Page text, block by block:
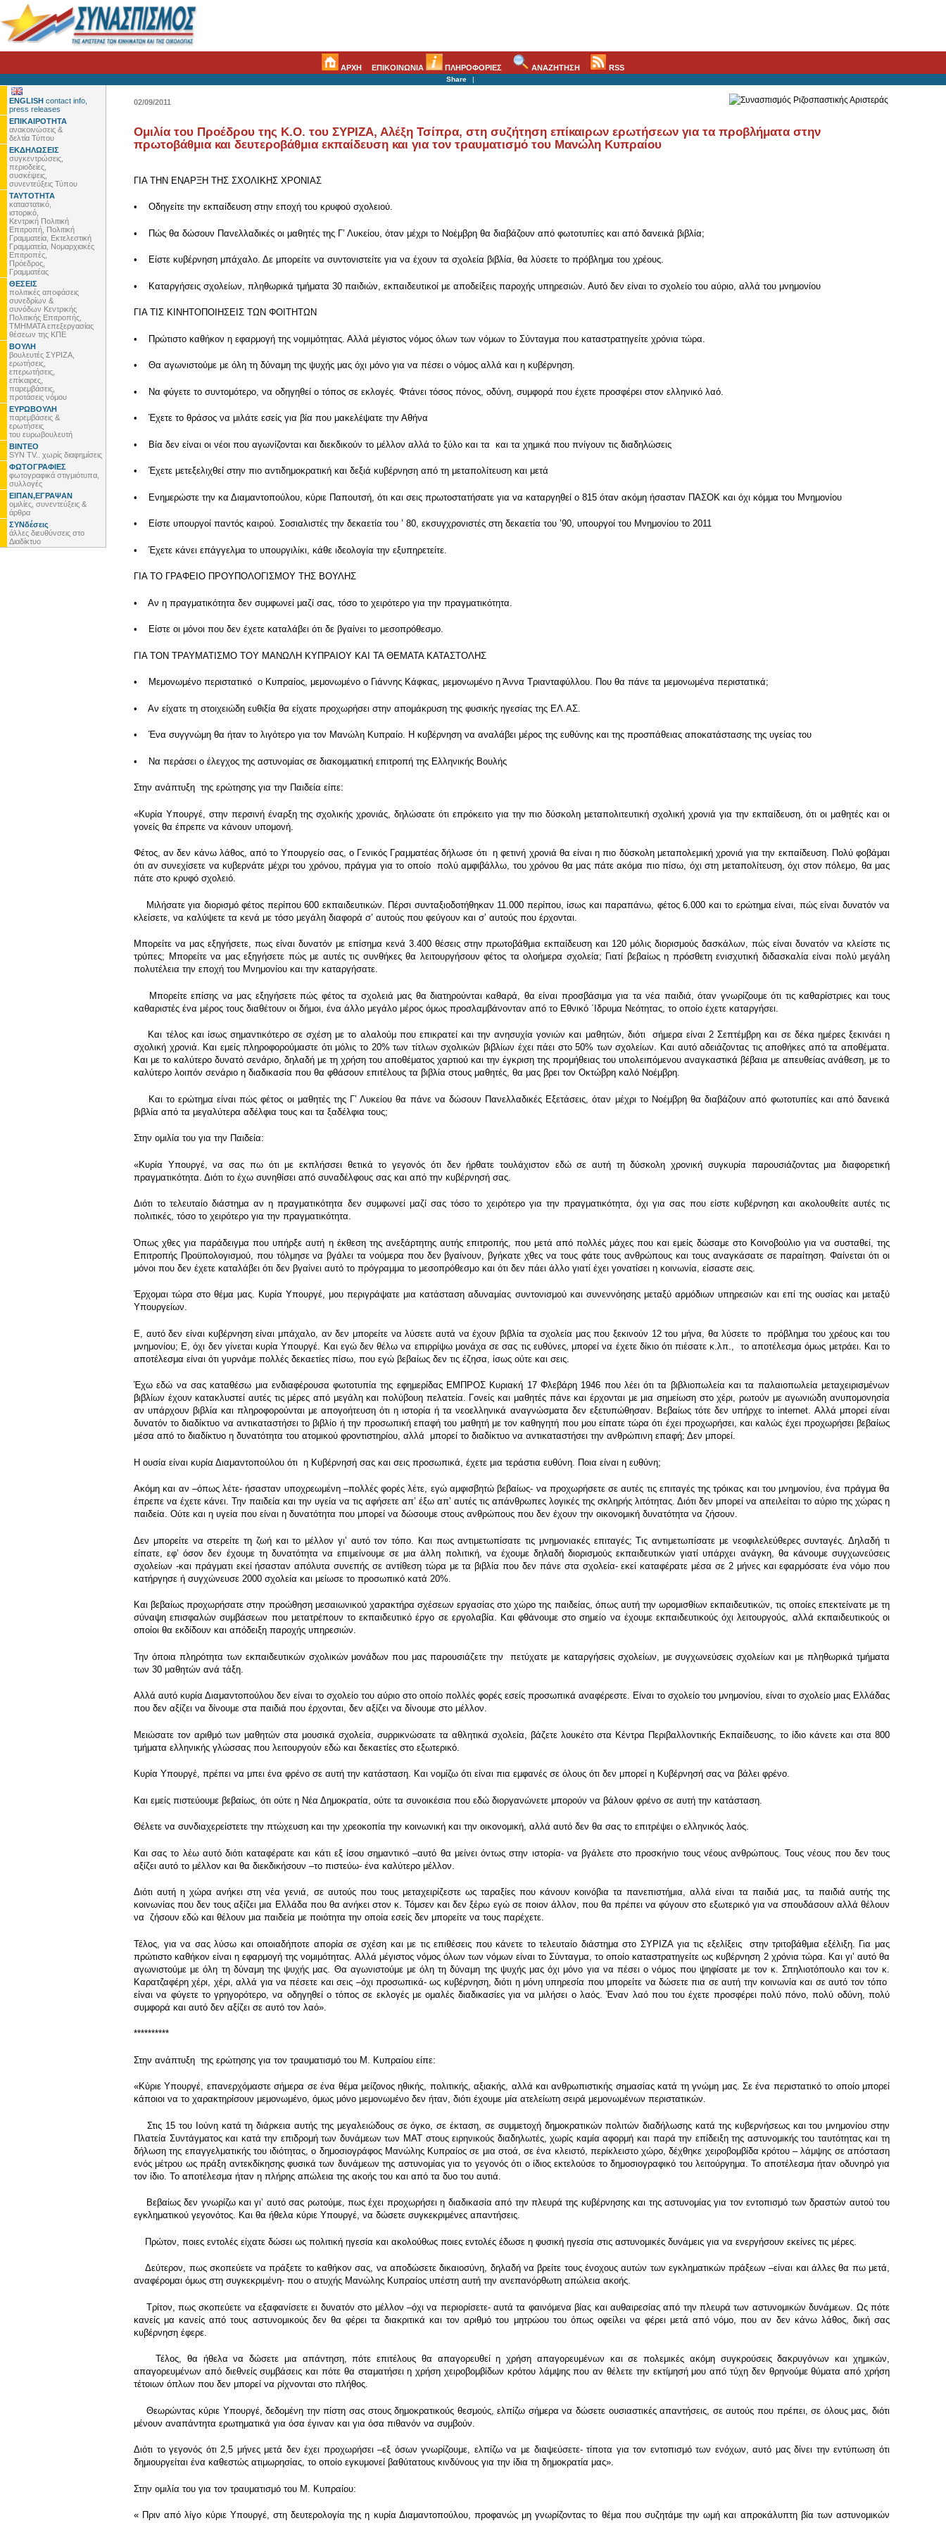
ΑΡΧΗ ΕΠΙΚΟΙΝΩΝΙΑ ΠΛΗΡΟΦΟΡΙΕΣ ΑΝΑΖΗΤΗΣΗ RSS
Share |
ENGLISH contact info,
press releases
ΕΠΙΚΑΙΡΟΤΗΤΑ
ανακοινώσεις &
δελτία Τύπου
ΕΚΔΗΛΩΣΕΙΣ
συγκεντρώσεις,
περιοδείες,
συσκέψεις,
συνεντεύξεις Τύπου
ΤΑΥΤΟΤΗΤΑ
καταστατικό,
ιστορικό,
Κεντρική Πολιτική
Επιτροπή, Πολιτική
Γραμματεία, Εκτελεστική
Γραμματεία, Νομαρχιακές
Επιτροπές,
Πρόεδρος,
Γραμματέας
ΘΕΣΕΙΣ
πολιτικές αποφάσεις
συνεδρίων &
συνόδων Κεντρικής
Πολιτικής Επιτροπής,
ΤΜΗΜΑΤΑ επεξεργασίας
θέσεων της ΚΠΕ
ΒΟΥΛΗ
βουλευτές ΣΥΡΙΖΑ,
ερωτήσεις,
επερωτήσεις,
επίκαιρες,
παρεμβάσεις,
προτάσεις νόμου
ΕΥΡΩΒΟΥΛΗ
παρεμβάσεις &
ερωτήσεις
του ευρωβουλευτή
ΒΙΝΤΕΟ
SYN TV.. χωρίς διαφημίσεις
ΦΩΤΟΓΡΑΦΙΕΣ
φωτογραφικά στιγμιότυπα,
συλλογές
ΕΙΠΑΝ,ΕΓΡΑΨΑΝ
ομιλίες, συνεντεύξεις &
άρθρα
ΣΥΝδέσεις
άλλες διευθύνσεις στο
Διαδίκτυο
02/09/2011
Ομιλία του Προέδρου της Κ.Ο. του ΣΥΡΙΖΑ, Αλέξη Τσίπρα, στη συζήτηση επίκαιρων ερωτήσεων για τα προβλήματα στην
πρωτοβάθμια και δευτεροβάθμια εκπαίδευση και για τον τραυματισμό του Μανώλη Κυπραίου
ΓΙΑ ΤΗΝ ΕΝΑΡΞΗ ΤΗΣ ΣΧΟΛΙΚΗΣ ΧΡΟΝΙΑΣ
• Οδηγείτε την εκπαίδευση στην εποχή του κρυφού σχολειού.
• Πώς θα δώσουν Πανελλαδικές οι μαθητές της Γʼ Λυκείου, όταν μέχρι το Νοέμβρη θα διαβάζουν από φωτοτυπίες και από δανεικά βιβλία;
• Είστε κυβέρνηση μπάχαλο. Δε μπορείτε να συντονιστείτε για να έχουν τα σχολεία βιβλία, θα λύσετε το πρόβλημα του χρέους.
• Καταργήσεις σχολείων, πληθωρικά τμήματα 30 παιδιών, εκπαιδευτικοί με αποδείξεις παροχής υπηρεσιών. Αυτό δεν είναι το σχολείο του αύριο, αλλά του μνημονίου
ΓΙΑ ΤΙΣ ΚΙΝΗΤΟΠΟΙΗΣΕΙΣ ΤΩΝ ΦΟΙΤΗΤΩΝ
• Πρώτιστο καθήκον η εφαρμογή της νομιμότητας. Αλλά μέγιστος νόμος όλων των νόμων το Σύνταγμα που καταστρατηγείτε χρόνια τώρα.
• Θα αγωνιστούμε με όλη τη δύναμη της ψυχής μας όχι μόνο για να πέσει ο νόμος αλλά και η κυβέρνηση.
• Να φύγετε το συντομότερο, να οδηγηθεί ο τόπος σε εκλογές. Φτάνει τόσος πόνος, οδύνη, συμφορά που έχετε προσφέρει στον ελληνικό λαό.
• Έχετε το θράσος να μιλάτε εσείς για βία που μακελέψατε την Αθήνα
• Βία δεν είναι οι νέοι που αγωνίζονται και διεκδικούν το μέλλον αλλά το ξύλο και τα και τα χημικά που πνίγουν τις διαδηλώσεις
• Έχετε μετεξελιχθεί στην πιο αντιδημοκρατική και δεξιά κυβέρνηση από τη μεταπολίτευση και μετά
• Ενημερώστε την κα Διαμαντοπούλου, κύριε Παπουτσή, ότι και σεις πρωτοστατήσατε για να καταργηθεί ο 815 όταν ακόμη ήσασταν ΠΑΣΟΚ και όχι κόμμα του Μνημονίου
• Είστε υπουργοί παντός καιρού. Σοσιαλιστές την δεκαετία του ʽ 80, εκσυγχρονιστές στη δεκαετία του ʼ90, υπουργοί του Μνημονίου το 2011
• Έχετε κάνει επάγγελμα το υπουργιλίκι, κάθε ιδεολογία την εξυπηρετείτε.
ΓΙΑ ΤΟ ΓΡΑΦΕΙΟ ΠΡΟΥΠΟΛΟΓΙΣΜΟΥ ΤΗΣ ΒΟΥΛΗΣ
• Αν η πραγματικότητα δεν συμφωνεί μαζί σας, τόσο το χειρότερο για την πραγματικότητα.
• Είστε οι μόνοι που δεν έχετε καταλάβει ότι δε βγαίνει το μεσοπρόθεσμο.
ΓΙΑ ΤΟΝ ΤΡΑΥΜΑΤΙΣΜΟ ΤΟΥ ΜΑΝΩΛΗ ΚΥΠΡΑΙΟΥ ΚΑΙ ΤΑ ΘΕΜΑΤΑ ΚΑΤΑΣΤΟΛΗΣ
• Μεμονωμένο περιστατικό ο Κυπραίος, μεμονωμένο ο Γιάννης Κάφκας, μεμονωμένο η Άννα Τριανταφύλλου. Που θα πάνε τα μεμονωμένα περιστατικά;
• Αν είχατε τη στοιχειώδη ευθιξία θα είχατε προχωρήσει στην απομάκρυση της φυσικής ηγεσίας της ΕΛ.ΑΣ.
• Ένα συγγνώμη θα ήταν το λιγότερο για τον Μανώλη Κυπραίο. Η κυβέρνηση να αναλάβει μέρος της ευθύνης και της προσπάθειας αποκατάστασης της υγείας του
• Να περάσει ο έλεγχος της αστυνομίας σε διακομματική επιτροπή της Ελληνικής Βουλής
Στην ανάπτυξη της ερώτησης για την Παιδεία είπε:
«Κυρία Υπουργέ, στην περσινή έναρξη της σχολικής χρονιάς, δηλώσατε ότι επρόκειτο για την πιο δύσκολη μεταπολιτευτική σχολική χρονιά για την εκπαίδευση, ότι οι μαθητές και οι
γονείς θα έπρεπε να κάνουν υπομονή.
Φέτος, αν δεν κάνω λάθος, από το Υπουργείο σας, ο Γενικός Γραμματέας δήλωσε ότι η φετινή χρονιά θα είναι η πιο δύσκολη μεταπολεμική χρονιά για την εκπαίδευση. Πολύ φοβάμαι
ότι αν συνεχίσετε να κυβερνάτε μέχρι του χρόνου, πράγμα για το οποίο πολύ αμφιβάλλω, του χρόνου θα μας πάτε ακόμα πιο πίσω, όχι στη μεταπολίτευση, όχι στον πόλεμο, θα μας
πάτε στο κρυφό σχολειό.
Μιλήσατε για διορισμό φέτος περίπου 600 εκπαιδευτικών. Πέρσι συνταξιοδοτήθηκαν 11.000 περίπου, ίσως και παραπάνω, φέτος 6.000 και το ερώτημα είναι, πώς είναι δυνατόν να
κλείσετε, να καλύψετε τα κενά με τόσο μεγάλη διαφορά σʼ αυτούς που φεύγουν και σʼ αυτούς που έρχονται.
Μπορείτε να μας εξηγήσετε, πως είναι δυνατόν με επίσημα κενά 3.400 θέσεις στην πρωτοβάθμια εκπαίδευση και 120 μόλις διορισμούς δασκάλων, πώς είναι δυνατόν να κλείστε τις
τρύπες; Μπορείτε να μας εξηγήσετε πώς με αυτές τις συνθήκες θα λειτουργήσουν φέτος τα ολοήμερα σχολεία; Γιατί βεβαίως η πρόσθετη ενισχυτική διδασκαλία είναι πολύ μεγάλη
πολυτέλεια την εποχή του Μνημονίου και την καταργήσατε.
Μπορείτε επίσης να μας εξηγήσετε πώς φέτος τα σχολειά μας θα διατηρούνται καθαρά, θα είναι προσβάσιμα για τα νέα παιδιά, όταν γνωρίζουμε ότι τις καθαρίστριες και τους
καθαριστές ένα μέρος τους διαθέτουν οι δήμοι, ένα άλλο μεγάλο μέρος όμως προσλαμβάνονταν από το Εθνικό ΄Ιδρυμα Νεότητας, το οποίο έχετε καταργήσει.
Και τέλος και ίσως σημαντικότερο σε σχέση με το αλαλούμ που επικρατεί και την ανησυχία γονιών και μαθητών, διότι σήμερα είναι 2 Σεπτέμβρη και σε δέκα ημέρες ξεκινάει η
σχολική χρονιά. Και εμείς πληροφορούμαστε ότι μόλις το 20% των τίτλων σχολικών βιβλίων έχει πάει στο 50% των σχολείων. Και αυτό αδειάζοντας τις αποθήκες από τα αποθέματα.
Και με το καλύτερο δυνατό σενάριο, δηλαδή με τη χρήση του αποθέματος χαρτιού και την έγκριση της προμήθειας του υπολειπόμενου αναγκαστικά βέβαια με απευθείας ανάθεση, με το
καλύτερο λοιπόν σενάριο η διαδικασία που θα φθάσουν επιτέλους τα βιβλία στους μαθητές, θα μας βρει τον Οκτώβρη καλό Νοέμβρη.
Και το ερώτημα είναι πώς φέτος οι μαθητές της Γʼ Λυκείου θα πάνε να δώσουν Πανελλαδικές Εξετάσεις, όταν μέχρι το Νοέμβρη θα διαβάζουν από φωτοτυπίες και από δανεικά
βιβλία από τα μεγαλύτερα αδέλφια τους και τα ξαδέλφια τους;
Στην ομιλία του για την Παιδεία:
«Κυρία Υπουργέ, να σας πω ότι με εκπλήσσει θετικά το γεγονός ότι δεν ήρθατε τουλάχιστον εδώ σε αυτή τη δύσκολη χρονική συγκυρία παρουσιάζοντας μια διαφορετική
πραγματικότητα. Διότι το έχω συνηθίσει από συναδέλφους σας και από την κυβέρνησή σας.
Διότι το τελευταίο διάστημα αν η πραγματικότητα δεν συμφωνεί μαζί σας τόσο το χειρότερο για την πραγματικότητα, όχι για σας που είστε κυβέρνηση και ακολουθείτε αυτές τις
πολιτικές, τόσο το χειρότερο για την πραγματικότητα.
Όπως χθες για παράδειγμα που υπήρξε αυτή η έκθεση της ανεξάρτητης αυτής επιτροπής, που μετά από πολλές μάχες που και εμείς δώσαμε στο Κοινοβούλιο για να συσταθεί, της
Επιτροπής Προϋπολογισμού, που τόλμησε να βγάλει τα νούμερα που δεν βγαίνουν, βγήκατε χθες να τους φάτε τους ανθρώπους και τους αναγκάσατε σε παραίτηση. Φαίνεται ότι οι
μόνοι που δεν έχετε καταλάβει ότι δεν βγαίνει αυτό το πρόγραμμα το μεσοπρόθεσμο και ότι δεν πάει άλλο γιατί έχει γονατίσει η κοινωνία, είσαστε σεις.
Έρχομαι τώρα στο θέμα μας. Κυρία Υπουργέ, μου περιγράψατε μια κατάσταση αδυναμίας συντονισμού και συνεννόησης μεταξύ αρμόδιων υπηρεσιών και επί της ουσίας και μεταξύ
Υπουργείων.
Ε, αυτό δεν είναι κυβέρνηση είναι μπάχαλο, αν δεν μπορείτε να λύσετε αυτά να έχουν βιβλία τα σχολεία μας που ξεκινούν 12 του μήνα, θα λύσετε το πρόβλημα του χρέους και του
μνημονίου; Ε, όχι δεν γίνεται κυρία Υπουργέ. Και εγώ δεν θέλω να επιρρίψω μονάχα σε σας τις ευθύνες, μπορεί να έχετε δίκιο ότι πιέσατε κ.λπ., το αποτέλεσμα όμως μετράει. Και το
αποτέλεσμα είναι ότι γυρνάμε πολλές δεκαετίες πίσω, που εγώ βεβαίως δεν τις έζησα, ίσως ούτε και σεις.
Έχω εδώ να σας καταθέσω μια ενδιαφέρουσα φωτοτυπία της εφημερίδας ΕΜΠΡΟΣ Κυριακή 17 Φλεβάρη 1946 που λέει ότι τα βιβλιοπωλεία και τα παλαιοπωλεία μεταχειρισμένων
βιβλίων έχουν κατακλυστεί αυτές τις μέρες από μεγάλη και πολύβουη πελατεία. Γονείς και μαθητές πάνε και έρχονται με μια σημείωση στο χέρι, ρωτούν με αγωνιώδη ανυπομονησία
αν υπάρχουν βιβλία και πληροφορούνται με απογοήτευση ότι η ιστορία ή τα νεοελληνικά αναγνώσματα δεν εξετυπώθησαν. Βεβαίως τότε δεν υπήρχε το internet. Αλλά μπορεί είναι
δυνατόν το διαδίκτυο να αντικαταστήσει το βιβλίο ή την προσωπική επαφή του μαθητή με τον καθηγητή που μου είπατε τώρα ότι έχει προχωρήσει, και καλώς έχει προχωρήσει βεβαίως
μέσα από το διαδίκτυο η δυνατότητα του ατομικού φροντιστηρίου, αλλά μπορεί το διαδίκτυο να αντικαταστήσει την ανθρώπινη επαφή; Δεν μπορεί.
Η ουσία είναι κυρία Διαμαντοπούλου ότι η Κυβέρνησή σας και σεις προσωπικά, έχετε μια τεράστια ευθύνη. Ποια είναι η ευθύνη;
Ακόμη και αν –όπως λέτε- ήσασταν υποχρεωμένη –πολλές φορές λέτε, εγώ αμφισβητώ βεβαίως- να προχωρήσετε σε αυτές τις επιταγές της τρόικας και του μνημονίου, ένα πράγμα θα
έπρεπε να έχετε κάνει. Την παιδεία και την υγεία να τις αφήσετε απʼ έξω απʼ αυτές τις απάνθρωπες λογικές της σκληρής λιτότητας. Διότι δεν μπορεί να απειλείται το αύριο της χώρας η
παιδεία. Ούτε και η υγεία που είναι η δυνατότητα που μπορεί να δώσουμε στους ανθρώπους που δεν έχουν την οικονομική δυνατότητα να ζήσουν.
Δεν μπορείτε να στερείτε τη ζωή και το μέλλον γιʼ αυτό τον τόπο. Και πως αντιμετωπίσατε τις μνημονιακές επιταγές; Τις αντιμετωπίσατε με νεοφιλελεύθερες συνταγές. Δηλαδή τι
είπατε, εφʼ όσον δεν έχουμε τη δυνατότητα να επιμείνουμε σε μια άλλη πολιτική, να έχουμε δηλαδή διορισμούς εκπαιδευτικών γιατί υπάρχει ανάγκη, θα κάνουμε συγχωνεύσεις
σχολείων -και πράγματι εκεί ήσασταν απόλυτα συνεπής σε αντίθεση τώρα με τα βιβλία που δεν πάνε στα σχολεία- εκεί καταφέρατε μέσα σε 2 μήνες και εφαρμόσατε ένα νόμο που
κατήργησε ή συγχώνευσε 2000 σχολεία και μείωσε το προσωπικό κατά 20%.
Και βεβαίως προχωρήσατε στην προώθηση μεσαιωνικού χαρακτήρα σχέσεων εργασίας στο χώρο της παιδείας, όπως αυτή την ωρομισθίων εκπαιδευτικών, τις οποίες επεκτείνατε με τη
σύναψη επισφαλών συμβάσεων που μετατρέπουν το εκπαιδευτικό έργο σε εργολαβία. Και φθάνουμε στο σημείο να έχουμε εκπαιδευτικούς όχι λειτουργούς, αλλά εκπαιδευτικούς οι
οποίοι θα εκδίδουν και απόδειξη παροχής υπηρεσιών.
Την όποια πληρότητα των εκπαιδευτικών σχολικών μονάδων που μας παρουσιάζετε την πετύχατε με καταργήσεις σχολείων, με συγχωνεύσεις σχολείων και με πληθωρικά τμήματα
των 30 μαθητών ανά τάξη.
Αλλά αυτό κυρία Διαμαντοπούλου δεν είναι το σχολείο του αύριο στο οποίο πολλές φορές εσείς προσωπικά αναφέρεστε. Είναι το σχολείο του μνημονίου, είναι το σχολείο μιας Ελλάδας
που δεν αξίζει να δίνουμε στα παιδιά που έρχονται, δεν αξίζει να δίνουμε στο μέλλον.
Μειώσατε τον αριθμό των μαθητών στα μουσικά σχολεία, συρρικνώσατε τα αθλητικά σχολεία, βάζετε λουκέτο στα Κέντρα Περιβαλλοντικής Εκπαίδευσης, το ίδιο κάνετε και στα 800
τμήματα ελληνικής γλώσσας που λειτουργούν εδώ και δεκαετίες στο εξωτερικό.
Κυρία Υπουργέ, πρέπει να μπει ένα φρένο σε αυτή την κατάσταση. Και νομίζω ότι είναι πια εμφανές σε όλους ότι δεν μπορεί η Κυβέρνησή σας να βάλει φρένο.
Και εμείς πιστεύουμε βεβαίως, ότι ούτε η Νέα Δημοκρατία, ούτε τα συνοικέσια που εδώ διοργανώνετε μπορούν να βάλουν φρένο σε αυτή την κατάσταση.
Θέλετε να συνδιαχερείστετε την πτώχευση και την χρεοκοπία την κοινωνική και την οικονομική, αλλά αυτό δεν θα σας το επιτρέψει ο ελληνικός λαός.
Και σας το λέω αυτό διότι καταφέρατε και κάτι εξ ίσου σημαντικό –αυτό θα μείνει όντως στην ιστορία- να βγάλετε στο προσκήνιο τους νέους ανθρώπους. Τους νέους που δεν τους
αξίζει αυτό το μέλλον και θα διεκδικήσουν –το πιστεύω- ένα καλύτερο μέλλον.
Διότι αυτή η χώρα ανήκει στη νέα γενιά, σε αυτούς που τους μεταχειρίζεστε ως ταραξίες που κάνουν κοινόβια τα πανεπιστήμια, αλλά είναι τα παιδιά μας, τα παιδιά αυτής της
κοινωνίας που δεν τους αξίζει μια Ελλάδα που θα ανήκει στον κ. Τόμσεν και δεν ξέρω εγώ σε ποιον άλλον, που θα πρέπει να φύγουν στο εξωτερικό για να σπουδάσουν αλλά θέλουν
να ζήσουν εδώ και θέλουν μια παιδεία με ποιότητα την οποία εσείς δεν μπορείτε να τους παρέχετε.
Τέλος, για να σας λύσω και οποιαδήποτε απορία σε σχέση και με τις επιθέσεις που κάνετε το τελευταίο διάστημα στο ΣΥΡΙΖΑ για τις εξελίξεις στην τριτοβάθμια εξέλιξη. Για μας
πρώτιστο καθήκον είναι η εφαρμογή της νομιμότητας. Αλλά μέγιστος νόμος όλων των νόμων είναι το Σύνταγμα, το οποίο καταστρατηγείτε ως κυβέρνηση 2 χρόνια τώρα. Και γιʼ αυτό θα
αγωνιστούμε με όλη τη δύναμη της ψυχής μας. Θα αγωνιστούμε με όλη τη δύναμη της ψυχής μας όχι μόνο για να πέσει ο νόμος που ψηφίσατε με τον κ. Σπηλιοτόπουλο και τον κ.
Καρατζαφέρη χέρι, χέρι, αλλά για να πέσετε και σεις –όχι προσωπικά- ως κυβέρνηση, διότι η μόνη υπηρεσία που μπορείτε να δώσετε πια σε αυτή την κοινωνία και σε αυτό τον τόπο
είναι να φύγετε το γρηγορότερο, να οδηγηθεί ο τόπος σε εκλογές με ομαλές διαδικασίες για να μιλήσει ο λαός. Έναν λαό που του έχετε προσφέρει πολύ πόνο, πολύ οδύνη, πολύ
συμφορά και αυτό δεν αξίζει σε αυτό τον λαό».
**********
Στην ανάπτυξη της ερώτησης για τον τραυματισμό του Μ. Κυπραίου είπε:
«Κύριε Υπουργέ, επανερχόμαστε σήμερα σε ένα θέμα μείζονος ηθικής, πολιτικής, αξιακής, αλλά και ανθρωπιστικής σημασίας κατά τη γνώμη μας. Σε ένα περιστατικό το οποίο μπορεί
κάποιοι να το χαρακτηρίσουν μεμονωμένο, όμως μόνο μεμονωμένο δεν ήταν, διότι έχουμε μία ατελείωτη σειρά μεμονωμένων περιστατικών.
Στις 15 του Ιούνη κατά τη διάρκεια αυτής της μεγαλειώδους σε όγκο, σε έκταση, σε συμμετοχή δημοκρατικών πολιτών διαδήλωσης κατά της κυβερνήσεως και του μνημονίου στην
Πλατεία Συντάγματος και κατά την επιδρομή των δυνάμεων των ΜΑΤ στους ειρηνικούς διαδηλωτές, χωρίς καμία αφορμή και παρά την επίδειξη της αστυνομικής του ταυτότητας και τη
δήλωση της επαγγελματικής του ιδιότητας, ο δημοσιογράφος Μανώλης Κυπραίος σε μια στοά, σε ένα κλειστό, περίκλειστο χώρο, δέχθηκε χειροβομβίδα κρότου – λάμψης σε απόσταση
ενός μέτρου ως πράξη αντεκδίκησης φυσικά των δυνάμεων της αστυνομίας για το γεγονός ότι ο ίδιος εκτελούσε το δημοσιογραφικό του λειτούργημα. Το αποτέλεσμα ήταν οδυνηρό για
τον ίδιο. Το αποτέλεσμα ήταν η πλήρης απώλεια της ακοής του και από τα δυο του αυτιά.
Βεβαίως δεν γνωρίζω και γιʼ αυτό σας ρωτούμε, πως έχει προχωρήσει η διαδικασία από την πλευρά της κυβέρνησης και της αστυνομίας για τον εντοπισμό των δραστών αυτού του
εγκληματικού γεγονότος. Και θα ήθελα κύριε Υπουργέ, να δώσετε συγκεκριμένες απαντήσεις.
Πρώτον, ποιες εντολές είχατε δώσει ως πολιτική ηγεσία και ακολούθως ποιες εντολές έδωσε η φυσική ηγεσία στις αστυνομικές δυνάμεις για να ενεργήσουν εκείνες τις μέρες.
Δεύτερον, πως σκοπεύετε να πράξετε το καθήκον σας, να αποδώσετε δικαιοσύνη, δηλαδή να βρείτε τους ένοχους αυτών των εγκληματικών πράξεων –είναι και άλλες θα πω μετά,
αναφέρομαι όμως στη συγκεκριμένη- που ο ατυχής Μανώλης Κυπραίος υπέστη αυτή την ανεπανόρθωτη απώλεια ακοής.
Τρίτον, πως σκοπεύετε να εξαφανίσετε ει δυνατόν στο μέλλον –όχι να περιορίσετε- αυτά τα φαινόμενα βίας και αυθαιρεσίας από την πλευρά των αστυνομικών δυνάμεων. Ως πότε
κανείς μα κανείς από τους αστυνομικούς δεν θα φέρει τα διακριτικά και τον αριθμό του μητρώου του όπως οφείλει να φέρει μετά από νόμο, που αν δεν κάνω λάθος, δική σας
κυβέρνηση έφερε.
Τέλος, θα ήθελα να δώσετε μια απάντηση, πότε επιτέλους θα απαγορευθεί η χρήση απαγορευμένων και σε πολεμικές ακόμη συγκρούσεις δακρυγόνων και χημικών,
απαγορευμένων από διεθνείς συμβάσεις και πότε θα σταματήσει η χρήση χειροβομβίδων κρότου λάμψης που αν θέλετε την εκτίμησή μου από τύχη δεν θρηνούμε θύματα από χρήση
τέτοιων όπλων που δεν μπορεί να ρίχνονται στο πλήθος.
Θεωρώντας κύριε Υπουργέ, δεδομένη την πίστη σας στους δημοκρατικούς θεσμούς, ελπίζω σήμερα να δώσετε ουσιαστικές απαντήσεις, σε αυτούς που πρέπει, σε όλους μας, διότι
μένουν αναπάντητα ερωτηματικά για όσα έγιναν και για όσα πιθανόν να συμβούν.
Διότι το γεγονός ότι 2,5 μήνες μετά δεν έχει προχωρήσει –εξ όσων γνωρίζουμε, ελπίζω να με διαψεύσετε- τίποτα για τον εντοπισμό των ενόχων, αυτό μας δίνει την εντύπωση ότι
δημιουργείται ένα καθεστώς ατιμωρησίας, το οποίο εγκυμονεί βαθύτατους κινδύνους για την ίδια τη δημοκρατία μας».
Στην ομιλία του για τον τραυματισμό του Μ. Κυπραίου:
« Πριν από λίγο κύριε Υπουργέ, στη δευτερολογία της η κυρία Διαμαντοπούλου, προφανώς μη γνωρίζοντας το θέμα που συζητάμε την ωμή και απροκάλυπτη βία των αστυνομικών